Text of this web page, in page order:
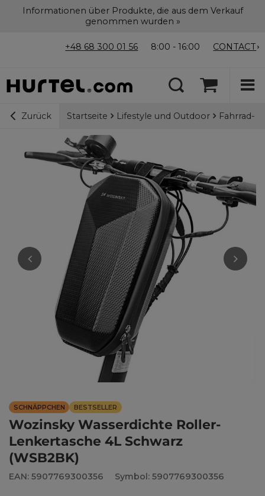
Informationen über Produkte, die aus dem Verkauf
genommen wurden »
+48 68 300 01 56 8:00 - 16:00 CONTACT
Zurück Startseite Lifestyle und Outdoor Fahrrad-
SCHNÄPPCHEN BESTSELLER
Wozinsky Wasserdichte Roller-
Lenkertasche 4L Schwarz
(WSB2BK)
EAN: 5907769300356 Symbol: 5907769300356